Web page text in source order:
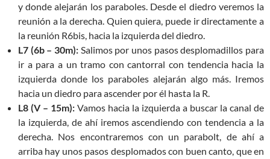
y donde alejarán los paraboles. Desde el diedro veremos la
reunión a la derecha. Quien quiera, puede ir directamente a
la reunión R6bis, hacia la izquierda del diedro.
L7 (6b – 30m): Salimos por unos pasos desplomadillos para
ir a para a un tramo con cantorral con tendencia hacia la
izquierda donde los paraboles alejarán algo más. Iremos
hacia un diedro para ascender por él hasta la R.
L8 (V – 15m): Vamos hacia la izquierda a buscar la canal de
la izquierda, de ahí iremos ascendiendo con tendencia a la
derecha. Nos encontraremos con un parabolt, de ahí a
arriba hay unos pasos desplomados con buen canto, que en